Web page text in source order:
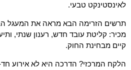
לאינסטינקט טבעי.
תרשים הזרימה הבא מראה את המעגל
מכיר: קליטת עובד חדש, רענון שנתי,
קיים מבחינת החוק.
הלקח המרכזי? הדרכה היא לא אירוע